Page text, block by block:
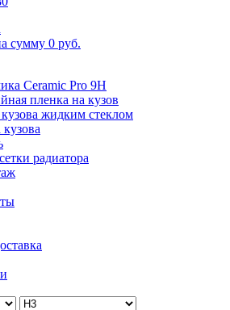
сумму 0 руб.
Ceramic Pro 9H
пленка на кузов
жидким стеклом
радиатора